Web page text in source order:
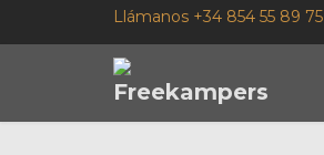
Llámanos +34 854 55 89 75